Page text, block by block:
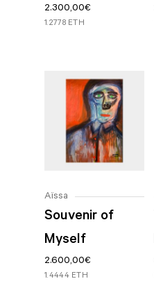
2.300,00€
1.2778 ETH
Aïssa
Souvenir of
Myself
2.600,00€
1.4444 ETH